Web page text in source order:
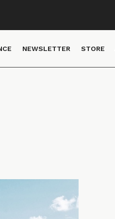
NEWSLETTER STORE